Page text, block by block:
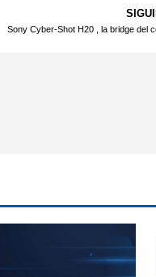
Sony Cyber-Shot H20 , la bridge del